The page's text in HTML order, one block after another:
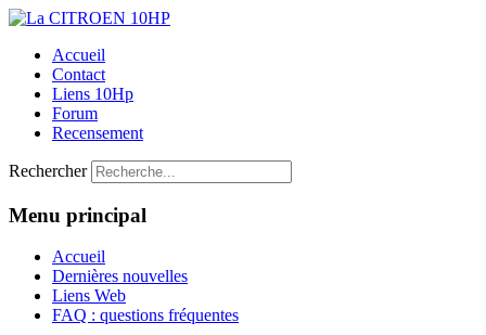
Accueil
Contact
Liens 10Hp
Forum
Recensement
Rechercher
Menu principal
Accueil
Dernières nouvelles
Liens Web
FAQ : questions fréquentes